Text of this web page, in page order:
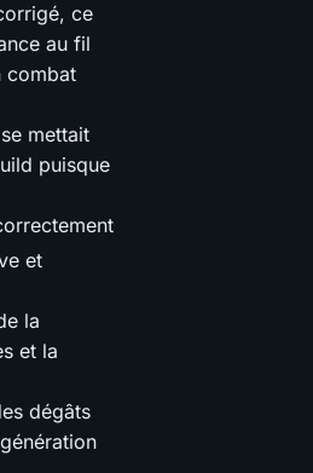
ce
au fil
combat
mettait
puisque
et
la
et la
dégâts